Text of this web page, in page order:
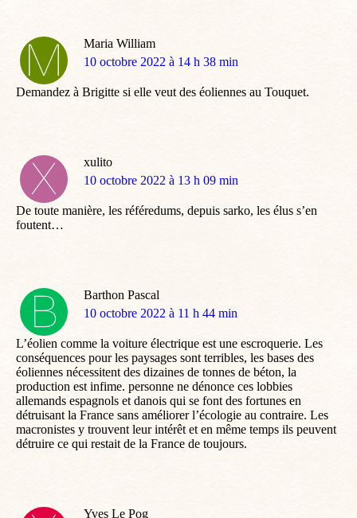
Maria William
dit
10 octobre 2022 à 14 h 38 min
Demandez à Brigitte si elle veut des éoliennes au Touquet.
xulito
dit
10 octobre 2022 à 13 h 09 min
De toute manière, les référedums, depuis sarko, les élus s’en
foutent…
Barthon Pascal
dit
10 octobre 2022 à 11 h 44 min
L’éolien comme la voiture électrique est une escroquerie. Les
conséquences pour les paysages sont terribles, les bases des
éoliennes nécessitent des dizaines de tonnes de béton, la
production est infime. personne ne dénonce ces lobbies
allemands espagnols et danois qui se font des fortunes en
détruisant la France sans améliorer l’écologie au contraire. Les
macronistes y trouvent leur intérêt et en même temps ils peuvent
détruire ce qui restait de la France de toujours.
Yves Le Pog